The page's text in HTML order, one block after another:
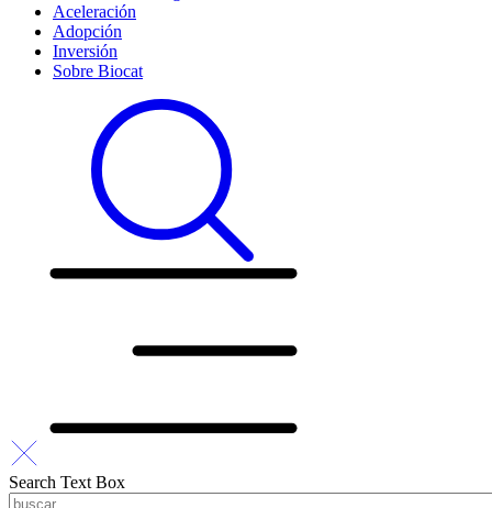
Aceleración
Adopción
Inversión
Sobre Biocat
Search Text Box